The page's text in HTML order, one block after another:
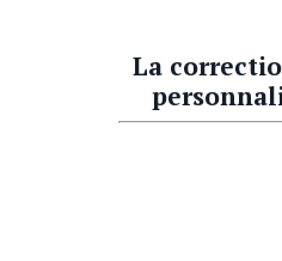
La